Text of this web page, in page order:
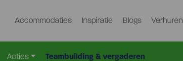
Accommodaties Inspiratie Blogs Verhuren
Acties Teambuilding & vergaderen